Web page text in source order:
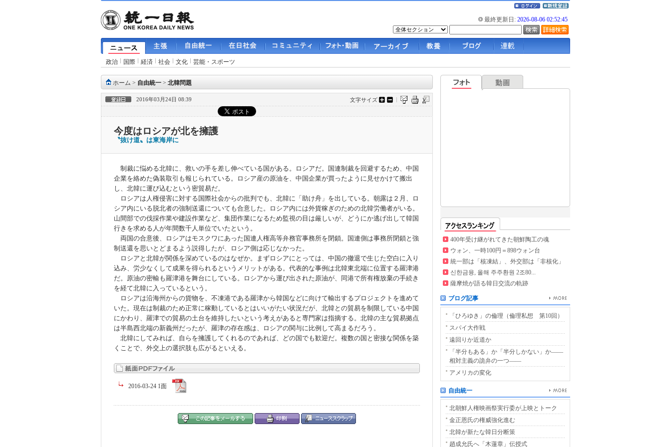
最終更新日: 2026-08-06 02:52:45
政治 国際 経済 社会 文化 芸能・スポーツ
ホーム > 自由統一 > 北韓問題
2016年03月24日 08:39 文字サイズ
今度はロシアが北を擁護
〝抜け道〟は東海岸に
制裁に悩める北韓に、救いの手を差し伸べている国がある。ロシアだ。国連制裁を回避するため、中国
企業を絡めた偽装取引も報じられている。ロシア産の原油を、中国企業が買ったように見せかけて搬出
し、北韓に運び込むという密貿易だ。
ロシアは人権侵害に対する国際社会からの批判でも、北韓に「助け舟」を出している。朝露は２月、ロ
シア内にいる脱北者の強制送還についても合意した。ロシア内には外貨稼ぎのための北韓労働者がいる。
山間部での伐採作業や建設作業など、集団作業になるため監視の目は厳しいが、どうにか逃げ出して韓国
行きを求める人が年間数千人単位でいたという。
両国の合意後、ロシアはモスクワにあった国連人権高等弁務官事務所を閉鎖。国連側は事務所閉鎖と強
制送還を思いとどまるよう説得したが、ロシア側は応じなかった。
ロシアと北韓が関係を深めているのはなぜか。まずロシアにとっては、中国の撤退で生じた空白に入り
込み、労少なくして成果を得られるというメリットがある。代表的な事例は北韓東北端に位置する羅津港
だ。原油の密輸も羅津港を舞台にしている。ロシアから運び出された原油が、同港で所有権放棄の手続き
を経て北韓に入っているという。
ロシアは沿海州からの貨物を、不凍港である羅津から韓国などに向けて輸出するプロジェクトを進めて
いた。現在は制裁のため正常に稼動しているとはいいがたい状況だが、北韓との貿易を制限している中国
にかわり、羅津での貿易の土台を維持したいという考えがあると専門家は指摘する。北韓の主な貿易拠点
は半島西北端の新義州だったが、羅津の存在感は、ロシアの関与に比例して高まるだろう。
北韓にしてみれば、自らを擁護してくれるのであれば、どの国でも歓迎だ。複数の国と密接な関係を築
くことで、外交上の選択肢も広がるといえる。
2016-03-24 1面
400年受け継がれてきた朝鮮陶工の魂
ウォン、一時100円＝898ウォン台
統一部は「核凍結」、外交部は「非核化」
신한금융, 올해 주주환원 2조80...
薩摩焼が語る韓日交流の軌跡
ブログ記事
「ひろゆき」の倫理（倫理私想 第10回）
スパイ大作戦
遠回りか近道か
「半分もある」か「半分しかない」か――
相対主義の詭弁の一つ――
アメリカの変化
自由統一
北朝鮮人権映画祭実行委が上映とトーク
金正恩氏の権威強化進む
北韓が新たな韓日分断策
趙成允氏へ「木蓮章」伝授式